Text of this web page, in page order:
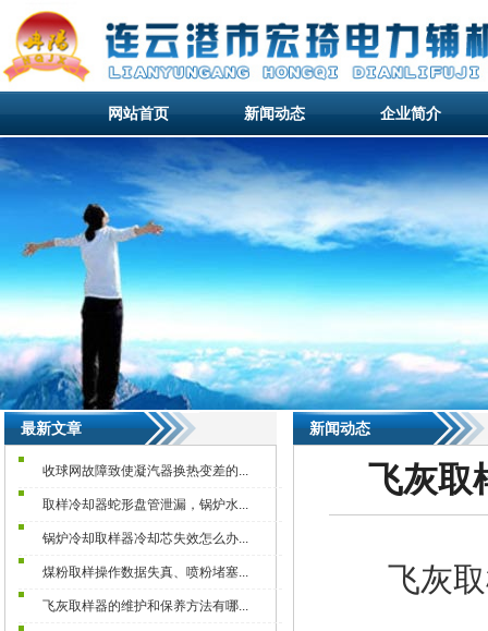
网站首页
网站首页
网站首页
新闻动态
新闻动态
企业简介
最新文章
收球网故障致使凝汽器换热变差的...
取样冷却器蛇形盘管泄漏，锅炉水...
锅炉冷却取样器冷却芯失效怎么办...
煤粉取样操作数据失真、喷粉堵塞...
飞灰取样器的维护和保养方法有哪...
新闻动态
飞灰取
飞灰